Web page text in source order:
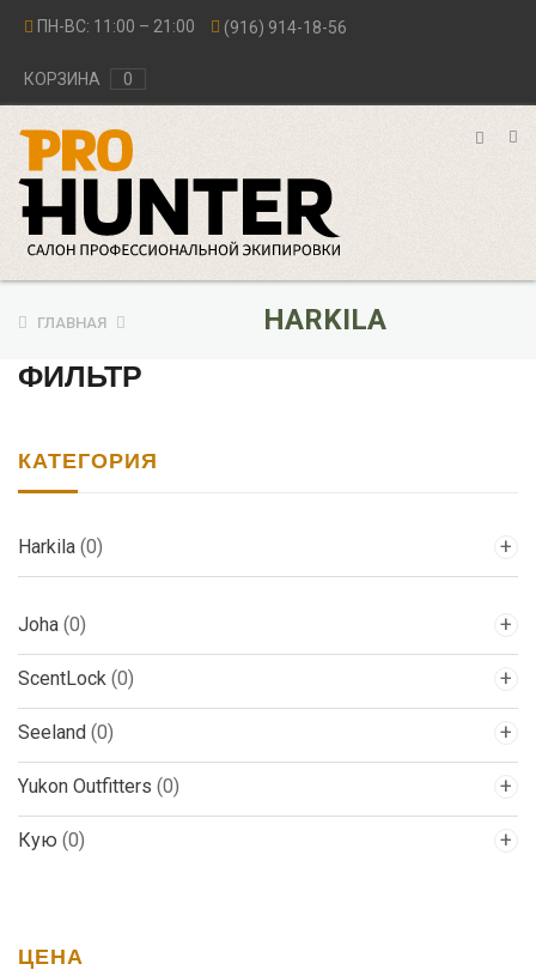
ПН-ВС: 11:00 – 21:00 (916) 914-18-56
КОРЗИНА 0
ГЛАВНАЯ HARKILA
ФИЛЬТР
КАТЕГОРИЯ
Harkila (0)
Joha (0)
ScentLock (0)
Seeland (0)
Yukon Outfitters (0)
Кую (0)
ЦЕНА